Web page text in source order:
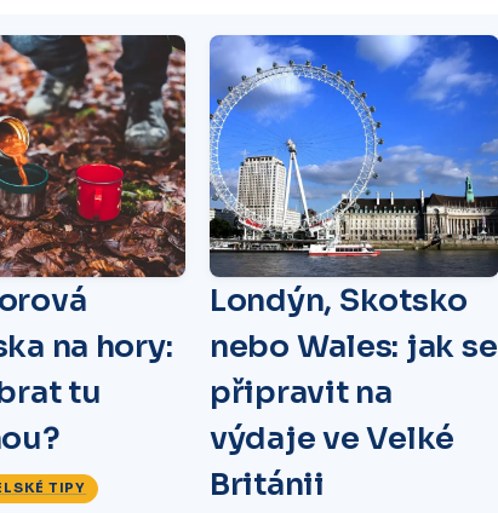
na hory:
tu
TIPY
Londýn, Skotsko
nebo Wales: jak se
připravit na
výdaje ve Velké
Británii